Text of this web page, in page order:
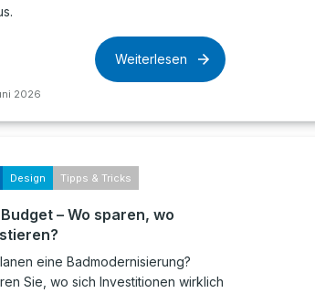
2026
Weiterlesen
Design Tipps & Tricks
– Wo sparen, wo
eine Badmodernisierung?
Sie, wo sich Investitionen wirklich